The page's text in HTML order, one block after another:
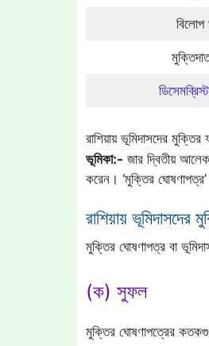
বিলোপ
রাশিয়ায় ভূমিদাসদের
ভূমিকা:- জার দ্বিতীয়
করেন। ‘মুক্তির
রাশিয়ায় ভূমিদাসদের
মুক্তির ঘোষণাপত্র বা
(ক) সুফল
মুক্তির ঘোষণাপত্রের